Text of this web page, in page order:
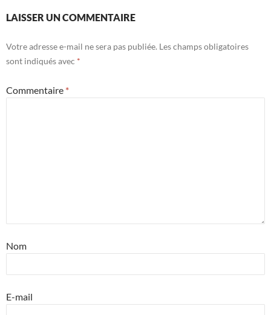
LAISSER UN COMMENTAIRE
Votre adresse e-mail ne sera pas publiée. Les champs obligatoires
sont indiqués avec *
Commentaire *
Nom
E-mail